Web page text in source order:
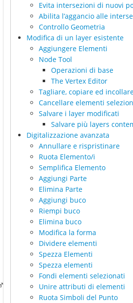
Evita intersezioni di nuovi
Abilita l’aggancio alle
Controllo Geometria
Modifica di un layer esistente
Aggiungere Elementi
Node Tool
Operazioni di base
The Vertex Editor
Tagliare, copiare ed
Cancellare elementi
Salvare i layer modificati
Salvare più layers
Digitalizzazione avanzata
Annullare e rispristinare
Ruota Elemento/i
Semplifica Elemento
Aggiungi Parte
Elimina Parte
Aggiungi buco
Riempi buco
Elimina buco
Modifica la forma
Dividere elementi
Spezza Elementi
Spezza elementi
Fondi elementi selezionati
Unire attributi di elementi
Ruota Simboli del Punto